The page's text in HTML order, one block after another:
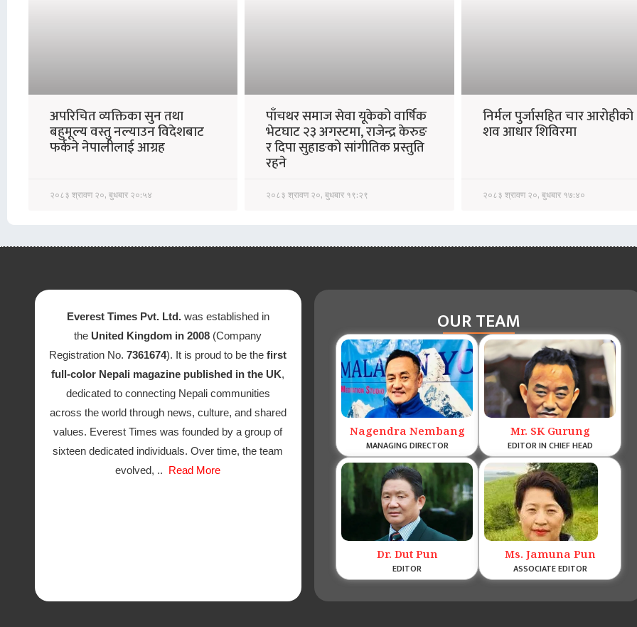
अपरिचित व्यक्तिका सुन तथा
बहुमूल्य वस्तु नल्याउन विदेशबाट
फर्कने नेपालीलाई आग्रह
२०८३ श्रावण २०, बुधबार २०:५४
पाँचथर समाज सेवा यूकेको वार्षिक
भेटघाट २३ अगस्टमा, राजेन्द्र केरुङ
र दिपा सुहाङको सांगीतिक प्रस्तुति
रहने
२०८३ श्रावण २०, बुधबार १९:२९
निर्मल पुर्जासहित चार आरोहीको
शव आधार शिविरमा
२०८३ श्रावण २०, बुधबार १७:४०
Everest Times Pvt. Ltd. was established in
the United Kingdom in 2008 (Company
Registration No.7361674). It is proud to be thefirst
full-color Nepali magazine published in the UK,
dedicated to connecting Nepali communities
across the world through news, culture, and shared
values. Everest Times was founded by a group of
sixteen dedicated individuals. Over time, the team
evolved, .. Read More
OUR TEAM
Nagendra Nembang
MANAGING DIRECTOR
Mr. SK Gurung
EDITOR IN CHIEF HEAD
Dr. Dut Pun
EDITOR
Ms. Jamuna Pun
ASSOCIATE EDITOR